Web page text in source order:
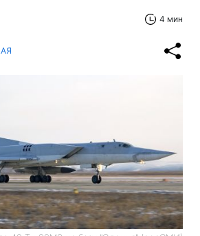
4 мин